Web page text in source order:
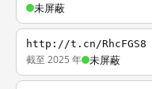
未屏蔽
http://t.cn/RhcFGS8
截至 2025 年 未屏蔽